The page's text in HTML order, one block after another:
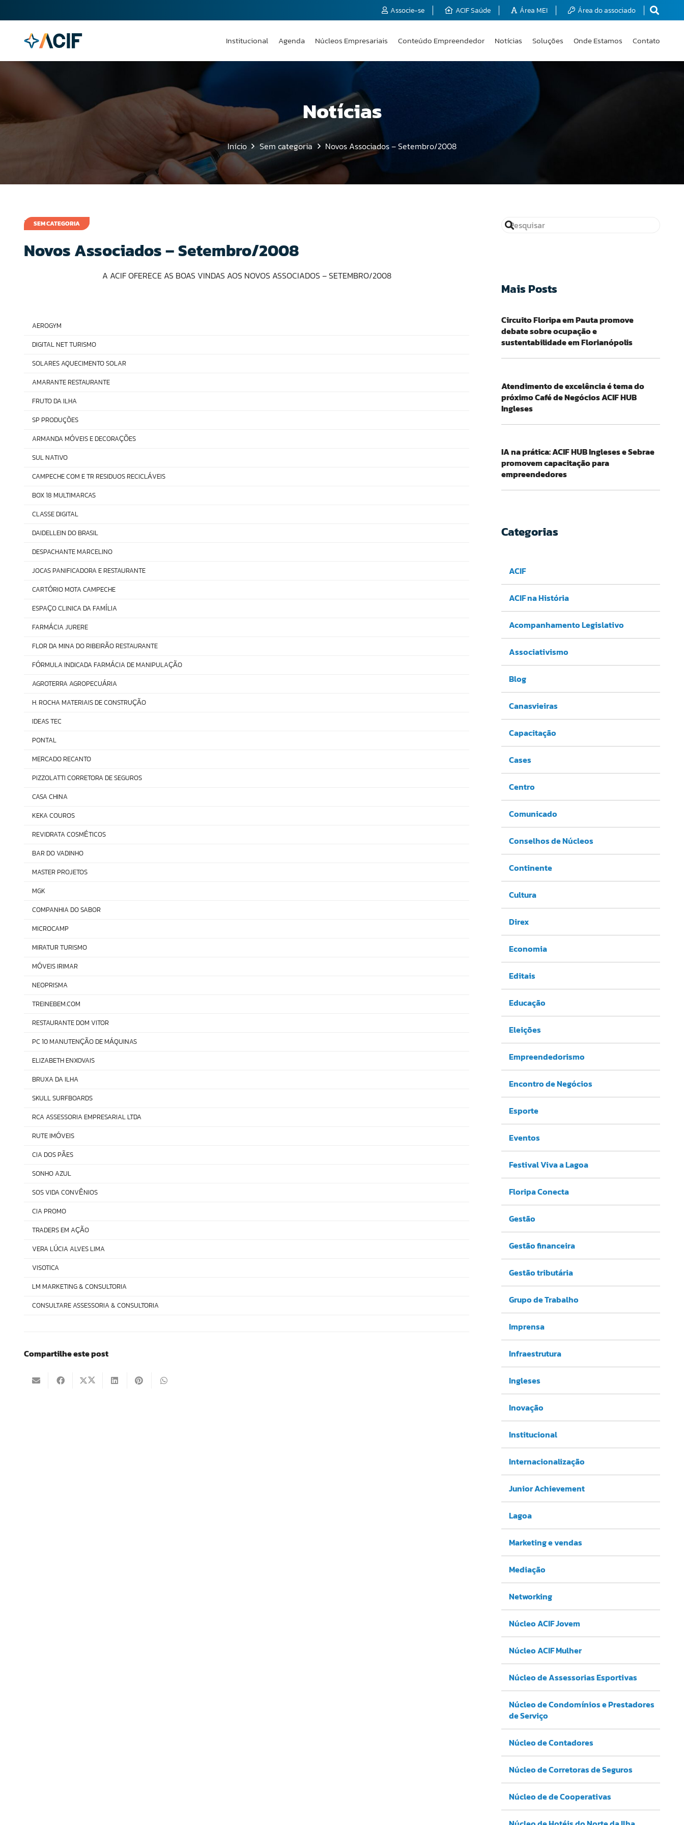
Associe-se ACIF Saúde Área MEI Área do associado
Institucional Agenda Núcleos Empresariais Conteúdo Empreendedor Notícias Soluções Onde Estamos Contato
Notícias
Início Sem categoria Novos Associados – Setembro/2008
SEM CATEGORIA
1 de outubro de 2008
Novos Associados – Setembro/2008
A ACIF OFERECE AS BOAS VINDAS AOS NOVOS ASSOCIADOS – SETEMBRO/2008
AEROGYM
DIGITAL NET TURISMO
SOLARES AQUECIMENTO SOLAR
AMARANTE RESTAURANTE
FRUTO DA ILHA
SP PRODUÇÕES
ARMANDA MÓVEIS E DECORAÇÕES
SUL NATIVO
CAMPECHE COM E TR RESIDUOS RECICLÁVEIS
BOX 18 MULTIMARCAS
CLASSE DIGITAL
DAIDELLEIN DO BRASIL
DESPACHANTE MARCELINO
JOCAS PANIFICADORA E RESTAURANTE
CARTÓRIO MOTA CAMPECHE
ESPAÇO CLINICA DA FAM LIA
FARMÁCIA JURERE
FLOR DA MINA DO RIBEIRÃO RESTAURANTE
FÓRMULA INDICADA FARMÁCIA DE MANIPULAÇÃO
AGROTERRA AGROPECUÁRIA
H. ROCHA MATERIAIS DE CONSTRUÇÃO
IDEAS TEC
PONTAL
MERCADO RECANTO
PIZZOLATTI CORRETORA DE SEGUROS
CASA CHINA
KEKA COUROS
REVIDRATA COSM ÉTICOS
BAR DO VADINHO
MASTER PROJETOS
MGK
COMPANHIA DO SABOR
MICROCAMP
MIRATUR TURISMO
MÓVEIS IRIMAR
NEOPRISMA
TREINEBEM.COM
RESTAURANTE DOM VITOR
PC 10 MANUTENÇÃO DE MÁQUINAS
ELIZABETH ENXOVAIS
BRUXA DA ILHA
SKULL SURFBOARDS
RCA ASSESSORIA EMPRESARIAL LTDA
RUTE IMÓVEIS
CIA DOS PÃES
SONHO AZUL
SOS VIDA CONV ÊNIOS
CIA PROMO
TRADERS EM AÇÃO
VERA LÚCIA ALVES LIMA
VISOTICA
LM MARKETING & CONSULTORIA
CONSULTARE ASSESSORIA & CONSULTORIA
Compartilhe este post
Mais Posts
Circuito Floripa em Pauta promove
debate sobre ocupação e
sustentabilidade em Florianópolis
Atendimento de excelência é tema do
próximo Café de Negócios ACIF HUB
Ingleses
IA na prática: ACIF HUB Ingleses e Sebrae
promovem capacitação para
empreendedores
Categorias
ACIF
ACIF na História
Acompanhamento Legislativo
Associativismo
Blog
Canasvieiras
Capacitação
Cases
Centro
Comunicado
Conselhos de Núcleos
Continente
Cultura
Direx
Economia
Editais
Educação
Eleições
Empreendedorismo
Encontro de Negócios
Esporte
Eventos
Festival Viva a Lagoa
Floripa Conecta
Gestão
Gestão financeira
Gestão tributária
Grupo de Trabalho
Imprensa
Infraestrutura
Ingleses
Inovação
Institucional
Internacionalização
Junior Achievement
Lagoa
Marketing e vendas
Mediação
Networking
Núcleo ACIF Jovem
Núcleo ACIF Mulher
Núcleo de Assessorias Esportivas
Núcleo de Condomínios e Prestadores
de Serviço
Núcleo de Contadores
Núcleo de Corretoras de Seguros
Núcleo de de Cooperativas